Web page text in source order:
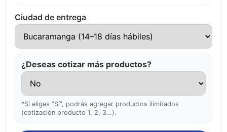
Ciudad de entrega
¿Deseas cotizar más productos?
*Si eliges “Sí”, podrás agregar productos ilimitados
(cotización producto 1, 2, 3…).